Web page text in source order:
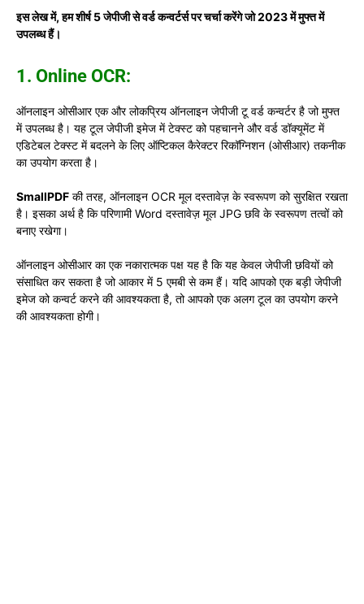
इस लेख में, हम शीर्ष 5 जेपीजी से वर्ड कन्वर्टर्स पर चर्चा करेंगे जो 2023 में मुफ्त में
उपलब्ध हैं।
1. Online OCR:
ऑनलाइन ओसीआर एक और लोकप्रिय ऑनलाइन जेपीजी टू वर्ड कन्वर्टर है जो मुफ्त
में उपलब्ध है। यह टूल जेपीजी इमेज में टेक्स्ट को पहचानने और वर्ड डॉक्यूमेंट में
एडिटेबल टेक्स्ट में बदलने के लिए ऑप्टिकल कैरेक्टर रिकॉग्निशन (ओसीआर) तकनीक
का उपयोग करता है।
SmallPDF की तरह, ऑनलाइन OCR मूल दस्तावेज़ के स्वरूपण को सुरक्षित रखता
है। इसका अर्थ है कि परिणामी Word दस्तावेज़ मूल JPG छवि के स्वरूपण तत्वों को
बनाए रखेगा।
ऑनलाइन ओसीआर का एक नकारात्मक पक्ष यह है कि यह केवल जेपीजी छवियों को
संसाधित कर सकता है जो आकार में 5 एमबी से कम हैं। यदि आपको एक बड़ी जेपीजी
इमेज को कन्वर्ट करने की आवश्यकता है, तो आपको एक अलग टूल का उपयोग करने
की आवश्यकता होगी।